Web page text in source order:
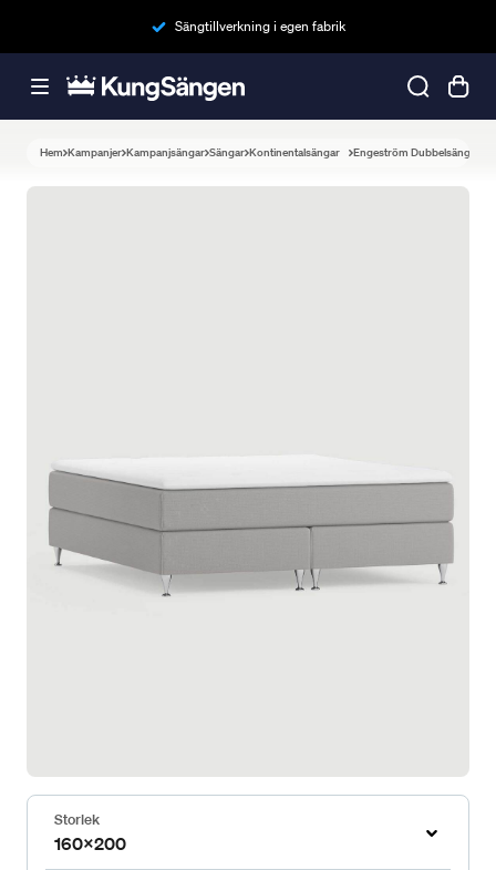
Sängtillverkning i egen fabrik
Hem Kampanjer Kampanjsängar Sängar Kontinentalsängar Engeström Dubbelsäng
Storlek
160x200